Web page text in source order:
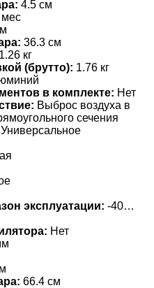
4.5 см
мес
36.3 см
1.26 кг
(брутто): 1.76 кг
в комплекте: Нет
Выброс воздуха в
сечения
Универсальное
эксплуатации: -40…
Нет
66.4 см